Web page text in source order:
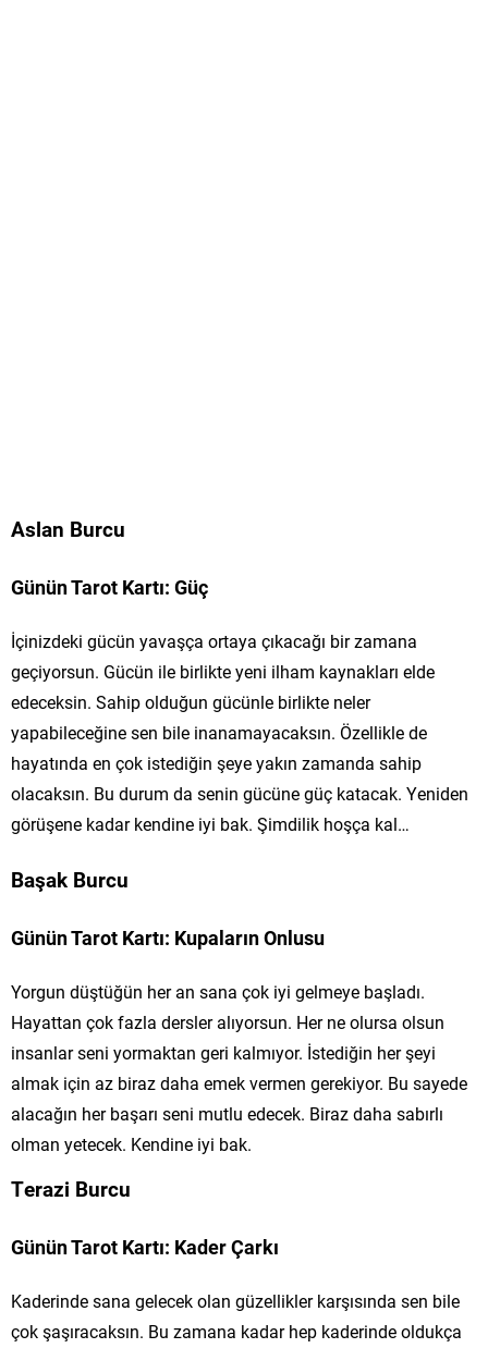
Aslan Burcu
Günün Tarot Kartı: Güç
İçinizdeki gücün yavaşça ortaya çıkacağı bir zamana
geçiyorsun. Gücün ile birlikte yeni ilham kaynakları elde
edeceksin. Sahip olduğun gücünle birlikte neler
yapabileceğine sen bile inanamayacaksın. Özellikle de
hayatında en çok istediğin şeye yakın zamanda sahip
olacaksın. Bu durum da senin gücüne güç katacak. Yeniden
görüşene kadar kendine iyi bak. Şimdilik hoşça kal…
Başak Burcu
Günün Tarot Kartı: Kupaların Onlusu
Yorgun düştüğün her an sana çok iyi gelmeye başladı.
Hayattan çok fazla dersler alıyorsun. Her ne olursa olsun
insanlar seni yormaktan geri kalmıyor. İstediğin her şeyi
almak için az biraz daha emek vermen gerekiyor. Bu sayede
alacağın her başarı seni mutlu edecek. Biraz daha sabırlı
olman yetecek. Kendine iyi bak.
Terazi Burcu
Günün Tarot Kartı: Kader Çarkı
Kaderinde sana gelecek olan güzellikler karşısında sen bile
çok şaşıracaksın. Bu zamana kadar hep kaderinde oldukça